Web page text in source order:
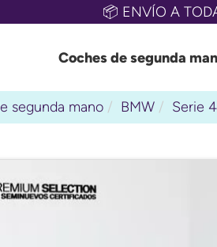
📦 ENVÍO A
Coches de segunda
segunda mano BMW Serie 4